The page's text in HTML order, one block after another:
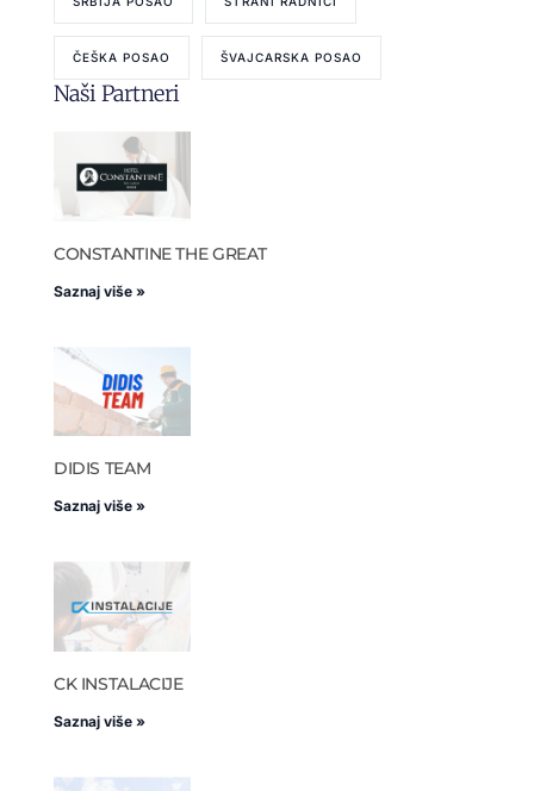
ČEŠKA POSAO ŠVAJCARSKA POSAO
Naši Partneri
CONSTANTINE THE GREAT
Saznaj više »
DIDIS TEAM
Saznaj više »
CK INSTALACIJE
Saznaj više »